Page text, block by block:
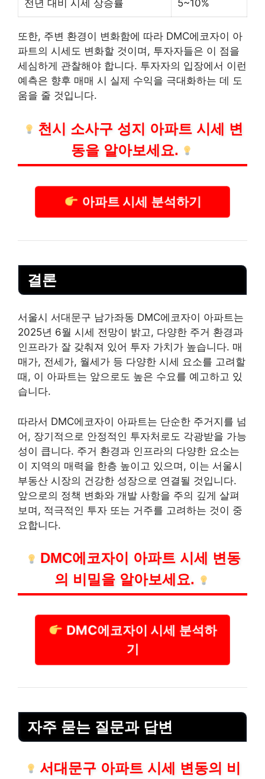
전년 대비 시세 상승률 5~10%
또한, 주변 환경이 변화함에 따라 DMC에코자이 아
파트의 시세도 변화할 것이며, 투자자들은 이 점을
세심하게 관찰해야 합니다. 투자자의 입장에서 이런
예측은 향후 매매 시 실제 수익을 극대화하는 데 도
움을 줄 것입니다.
천시 소사구 성지 아파트 시세 변
동을 알아보세요.
아파트 시세 분석하기
결론
서울시 서대문구 남가좌동 DMC에코자이 아파트는
2025년 6월 시세 전망이 밝고, 다양한 주거 환경과
인프라가 잘 갖춰져 있어 투자 가치가 높습니다. 매
매가, 전세가, 월세가 등 다양한 시세 요소를 고려할
때, 이 아파트는 앞으로도 높은 수요를 예고하고 있
습니다.
따라서 DMC에코자이 아파트는 단순한 주거지를 넘
어, 장기적으로 안정적인 투자처로도 각광받을 가능
성이 큽니다. 주거 환경과 인프라의 다양한 요소는
이 지역의 매력을 한층 높이고 있으며, 이는 서울시
부동산 시장의 건강한 성장으로 연결될 것입니다.
앞으로의 정책 변화와 개발 사항을 주의 깊게 살펴
보며, 적극적인 투자 또는 거주를 고려하는 것이 중
요합니다.
DMC에코자이 아파트 시세 변동
의 비밀을 알아보세요.
DMC에코자이 시세 분석하
기
자주 묻는 질문과 답변
서대문구 아파트 시세 변동의 비